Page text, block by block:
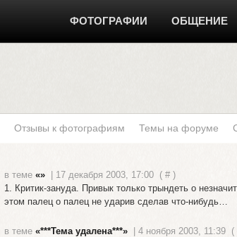
ФОТОГРАФИИ ОБЩЕНИЕ
Отзывы к фотографиям Темы на форуме
в теме «» | 17 декабря 2003, 17:00 ( # )
1. Критик-зануда. Привык только трындеть о
этом палец о палец не ударив сделав что-нибудь…
в теме «***Тема удалена***» | 4 ноября 2003, 11:39 (